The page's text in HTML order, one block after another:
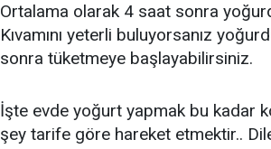
Ortalama olarak 4 saat sonra
Kıvamını yeterli buluyorsanız
sonra tüketmeye başlayabilirsiniz.
İşte evde yoğurt yapmak bu kadar
şey tarife göre hareket etmektir..